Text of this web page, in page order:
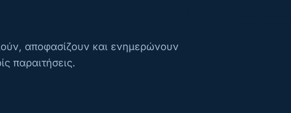
αποφασίζουν και ενημερώνουν
παραιτήσεις.